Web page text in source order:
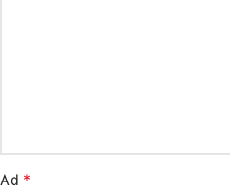
Ad *